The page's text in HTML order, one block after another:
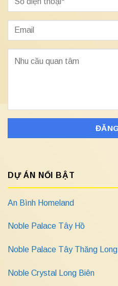
DỰ ÁN NỔI BẬT
An Bình Homeland
Noble Palace Tây Hồ
Noble Palace Tây Thăng Long
Noble Crystal Long Biên